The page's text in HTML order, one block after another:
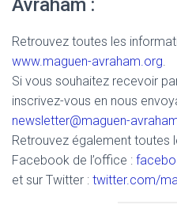
Avraham :
Retrouvez toutes les
www.maguen-avraham.org.
Si vous souhaitez recevoir
inscrivez-vous en nous
newsletter@maguen-
Retrouvez également toutes
Facebook de l’office :
et sur Twitter : twitter.com/